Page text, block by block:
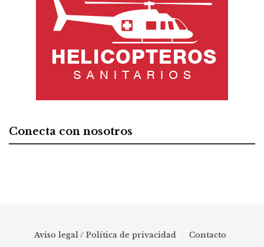
Conecta con nosotros
Aviso legal / Política de privacidad Contacto